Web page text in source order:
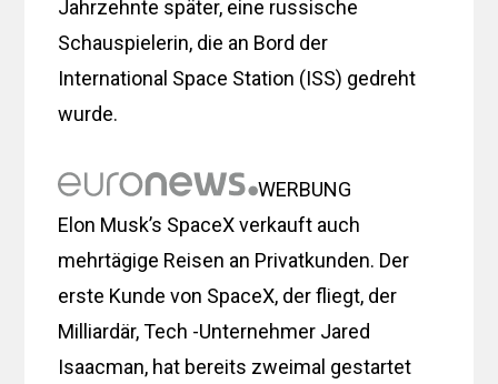
Jahrzehnte später, eine russische
Schauspielerin, die an Bord der
International Space Station (ISS) gedreht
wurde.
WERBUNG
Elon Musk’s SpaceX verkauft auch
mehrtägige Reisen an Privatkunden. Der
erste Kunde von SpaceX, der fliegt, der
Milliardär, Tech -Unternehmer Jared
Isaacman, hat bereits zweimal gestartet